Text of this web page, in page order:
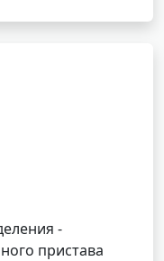
-
пристава